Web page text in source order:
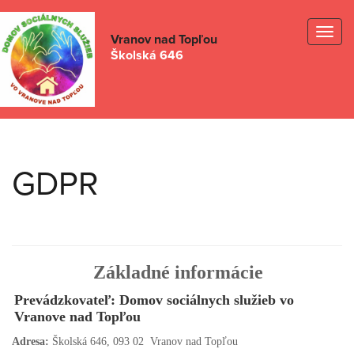
Vranov nad Topľou
Školská 646
GDPR
Základné informácie
Prevádzkovateľ: Domov sociálnych služieb vo
Vranove nad Topľou
Adresa: Školská 646, 093 02 Vranov nad Topľou